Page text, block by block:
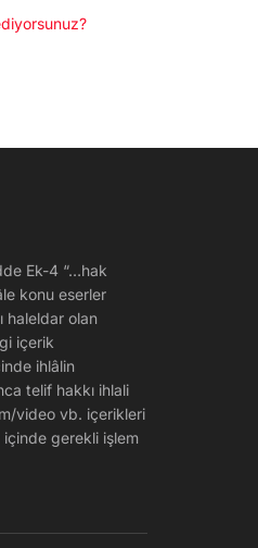
Ek-4 “…hak
konu eserler
haleldar olan
içerik
ihlâlin
telif hakkı ihlali
video vb. içerikleri
gerekli işlem